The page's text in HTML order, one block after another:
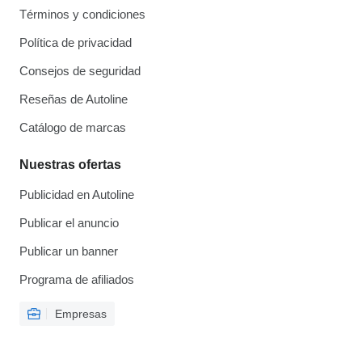
Términos y condiciones
Política de privacidad
Consejos de seguridad
Reseñas de Autoline
Catálogo de marcas
Nuestras ofertas
Publicidad en Autoline
Publicar el anuncio
Publicar un banner
Programa de afiliados
Empresas